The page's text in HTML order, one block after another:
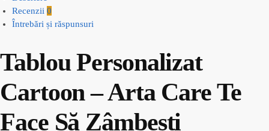
Recenzii 0
Întrebări și răspunsuri
Tablou Personalizat
Cartoon – Arta Care Te
Face Să Zâmbești